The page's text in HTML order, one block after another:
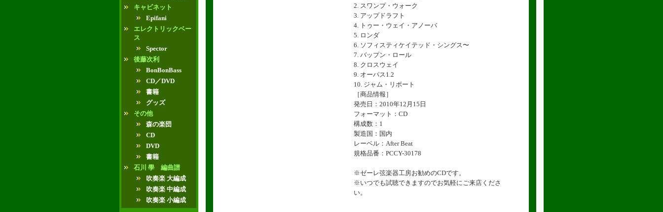
キャビネット
Epifani
エレクトリックベー
ス
Spector
後藤次利
BonBonBass
CD／DVD
書籍
グッズ
その他
森の楽団
CD
DVD
書籍
石川 學 編曲譜
吹奏楽 大編成
吹奏楽 中編成
吹奏楽 小編成
2. スワンプ・ウォーク
3. アップドラフト
4. トゥー・ウェイ・アノーバ
5. ロンダ
6. ソフィスティケイテッド・シングス〜
7. バップン・ロール
8. クロスウェイ
9. オーパス1.2
10. ジャム・リポート
［商品情報］
発売日：2010年12月15日
フォーマット：CD
構成数：1
製造国：国内
レーベル：After Beat
規格品番：PCCY-30178
※ゼーレ弦楽器工房お勧めのCDです。
※いつでも試聴できますのでお気軽にご来店くださ
い。